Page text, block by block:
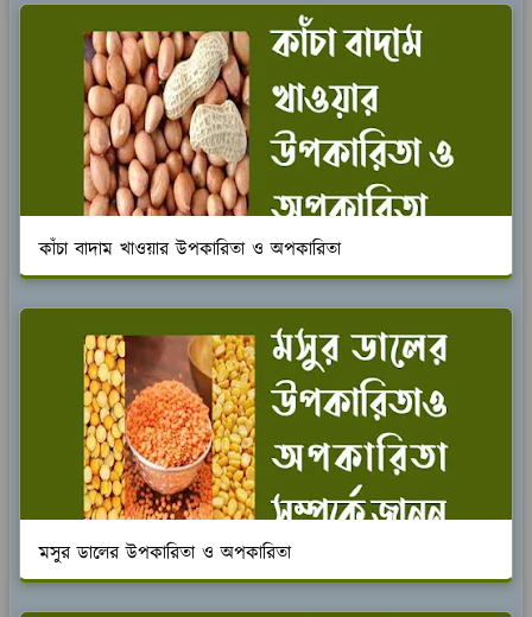
কাঁচা বাদাম খাওয়ার উপকারিতা ও অপকারিতা
মসুর ডালের উপকারিতা ও অপকারিতা